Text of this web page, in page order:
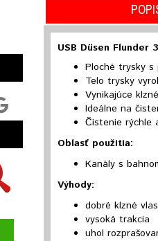
USB Düsen Flunder
Ploché trysky s
Telo trysky
Vynikajúce
Ideálne na
Čistenie rýchle
Oblasť použitia:
Kanály s
Výhody:
dobré klzné
vysoká trakcia
uhol